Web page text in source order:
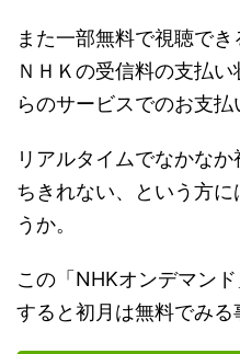
また一部無料で視聴でき
ＮＨＫの受信料の支払
らのサービスでのお支払
リアルタイムでなかな
ちきれない、という方
うか。
この「NHKオンデマン
すると初月は無料でみる